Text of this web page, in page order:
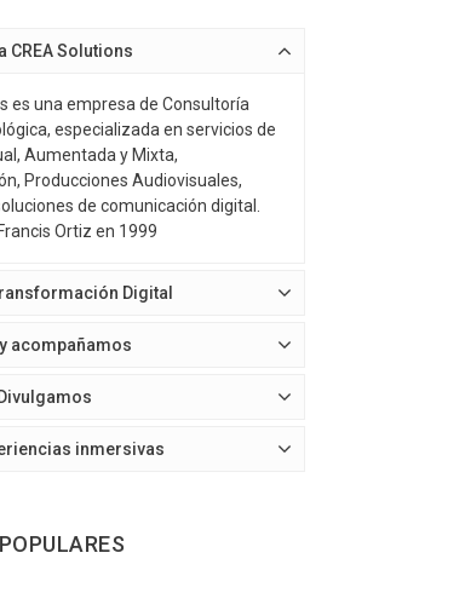
CREA Solutions
es una empresa de Consultoría
especializada en servicios de
Aumentada y Mixta,
Producciones Audiovisuales,
de comunicación digital.
Ortiz en 1999
Digital
acompañamos
inmersivas